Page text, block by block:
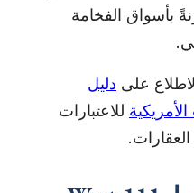
بأسواق الفخامة
على دليل
للاعتبارات
العقارات.